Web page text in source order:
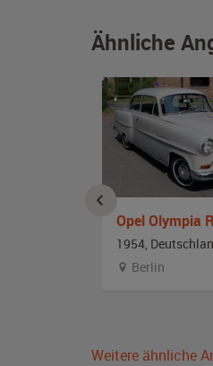
Ähnliche
Opel Olympia
1954,
Berlin
Weitere ähnliche